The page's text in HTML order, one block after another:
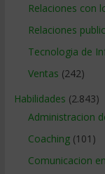
Relaciones con
Relaciones
Tecnologia de
Ventas (242)
Habilidades (2.843)
Administracion
Coaching(101)
Comunicacion